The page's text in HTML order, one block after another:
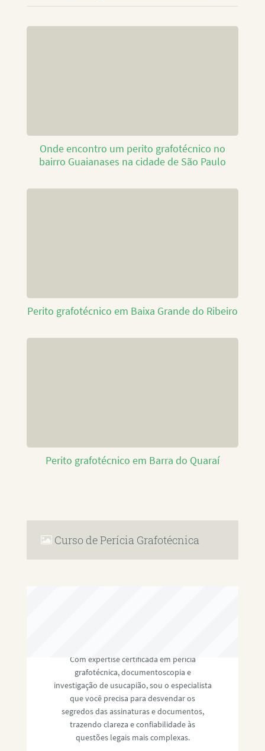
Onde encontro um perito grafotécnico no
bairro Guaianases na cidade de São Paulo
Perito grafotécnico em Baixa Grande do Ribeiro
Perito grafotécnico em Barra do Quaraí
Curso de Perícia Grafotécnica
Com expertise certificada em perícia
grafotécnica, documentoscopia e
investigação de usucapião, sou o especialista
que você precisa para desvendar os
segredos das assinaturas e documentos,
trazendo clareza e confiabilidade às
questões legais mais complexas.